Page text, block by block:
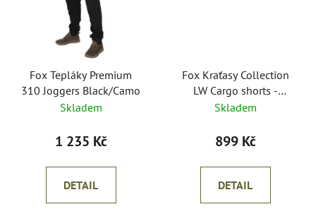
Fox Tepláky Premium
310 Joggers Black/Camo
Skladem
1 235 Kč
DETAIL
Fox Kraťasy Collection
LW Cargo shorts -
Green/Black
Skladem
899 Kč
DETAIL